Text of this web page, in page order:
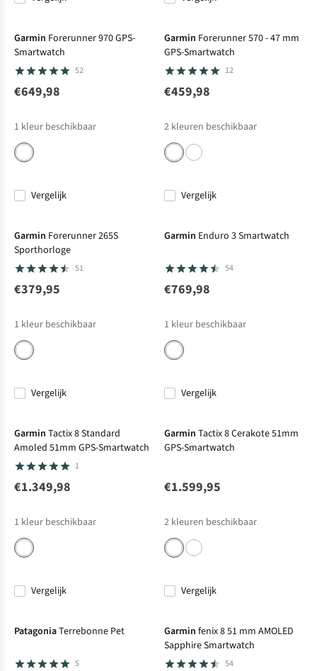
Garmin Forerunner 970 GPS-
Smartwatch
52
€649,98
1 kleur beschikbaar
Vergelijk
Garmin Forerunner 570 - 47 mm
GPS-Smartwatch
12
€459,98
2 kleuren beschikbaar
Vergelijk
Garmin Forerunner 265S
Sporthorloge
51
€379,95
1 kleur beschikbaar
Vergelijk
Garmin Enduro 3 Smartwatch
54
€769,98
1 kleur beschikbaar
Vergelijk
Net binnen
Garmin Tactix 8 Standard
Amoled 51mm GPS-Smartwatch
1
€1.349,98
1 kleur beschikbaar
Vergelijk
Garmin Tactix 8 Cerakote 51mm
GPS-Smartwatch
€1.599,95
2 kleuren beschikbaar
Vergelijk
PatagoniaTerrebonne Pet
5
Garmin fenix 8 51 mm AMOLED
Sapphire Smartwatch
54